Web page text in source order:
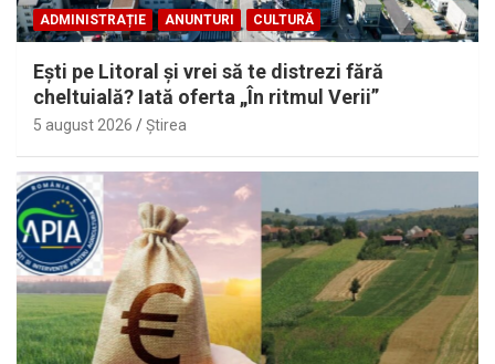
ADMINISTRAȚIE ANUNTURI CULTURĂ
Eşti pe Litoral şi vrei să te distrezi fără
cheltuială? Iată oferta „În ritmul Verii”
5 august 2026 Ştirea